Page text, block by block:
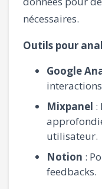
nécessaires.
Outils pour
Google
Mixpanel :
utilisateur.
Notion :
feedbacks.